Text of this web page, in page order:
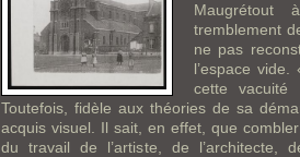
Maugrétout
tremblement
ne pas
l’espace
cette vacuité
Toutefois, fidèle aux théories de sa
acquis visuel. Il sait, en effet, que
du travail de l’artiste, de l’architecte,